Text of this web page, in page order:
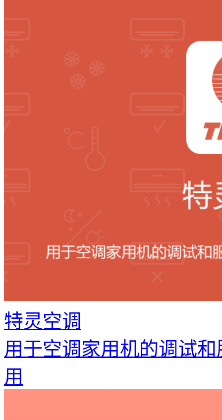
特灵空调
用于空调家用机的调试
用